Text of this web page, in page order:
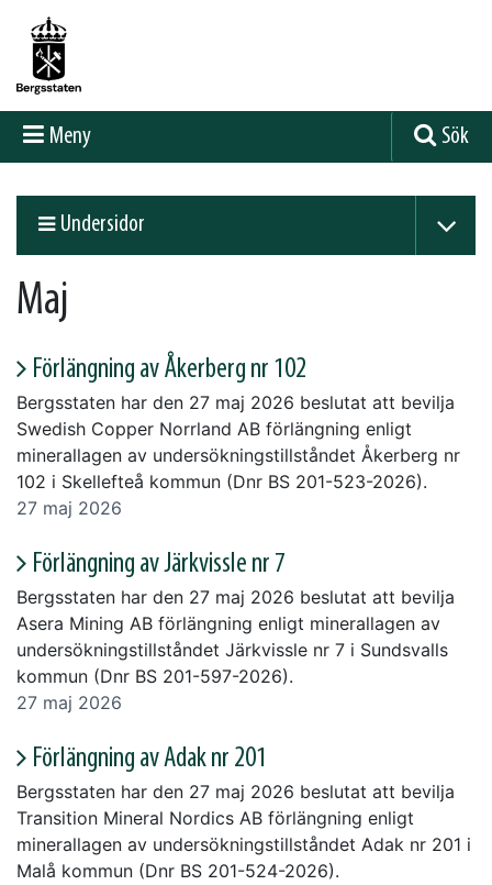
Meny Sök
Undersidor
Maj
Förlängning av Åkerberg nr 102
Bergsstaten har den 27 maj 2026 beslutat att bevilja
Swedish Copper Norrland AB förlängning enligt
minerallagen av undersökningstillståndet Åkerberg nr
102 i Skellefteå kommun (Dnr BS 201-523-2026).
27 maj 2026
Förlängning av Järkvissle nr 7
Bergsstaten har den 27 maj 2026 beslutat att bevilja
Asera Mining AB förlängning enligt minerallagen av
undersökningstillståndet Järkvissle nr 7 i Sundsvalls
kommun (Dnr BS 201-597-2026).
27 maj 2026
Förlängning av Adak nr 201
Bergsstaten har den 27 maj 2026 beslutat att bevilja
Transition Mineral Nordics AB förlängning enligt
minerallagen av undersökningstillståndet Adak nr 201 i
Malå kommun (Dnr BS 201-524-2026).